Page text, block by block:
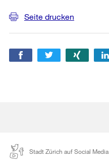
Informationen
Seite drucken
Stadt Zürich auf Social Media